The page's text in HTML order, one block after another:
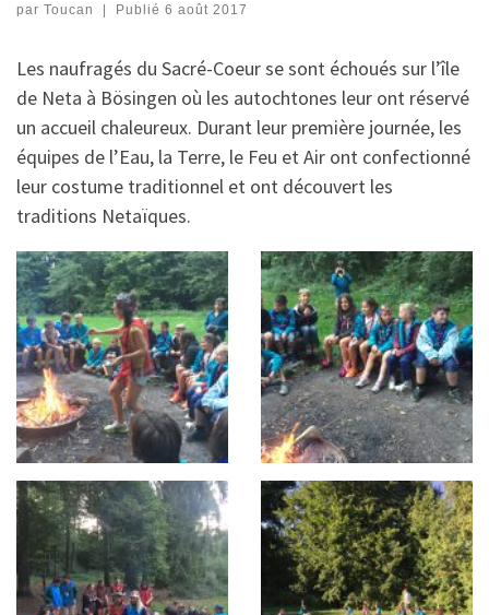
par Toucan | Publié 6 août 2017
Les naufragés du Sacré-Coeur se sont échoués sur l’île
de Neta à Bösingen où les autochtones leur ont réservé
un accueil chaleureux. Durant leur première journée, les
équipes de l’Eau, la Terre, le Feu et Air ont confectionné
leur costume traditionnel et ont découvert les
traditions Netaïques.